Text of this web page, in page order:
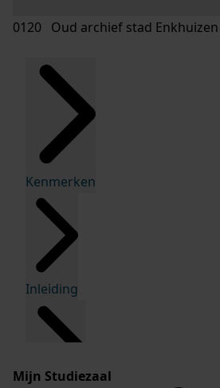
0120 Oud archief stad Enkhuizen
Kenmerken
Inleiding
Mijn Studiezaal